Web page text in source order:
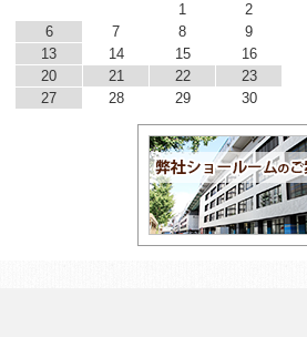
1
2
6
7 8 9
13
14 15 16
20
21 22 23
27
28 29 30